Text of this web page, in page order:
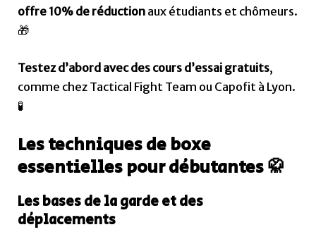
offre 10% de réduction aux étudiants et chômeurs.
🎁
Testez d’abord avec des cours d’essai gratuits,
comme chez Tactical Fight Team ou Capofit à Lyon.
🧪
Les techniques de boxe
essentielles pour débutantes 🥋
Les bases de la garde et des
déplacements